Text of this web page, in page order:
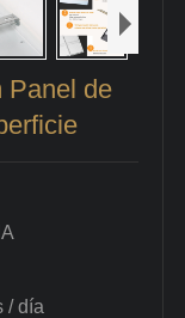
Panel de
/ día